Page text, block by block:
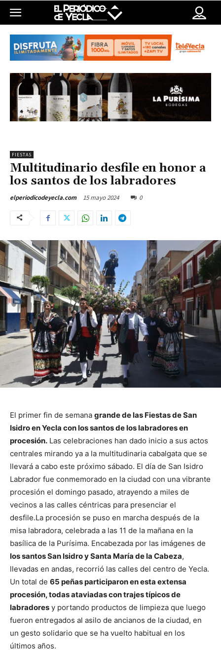
FIESTAS
Multitudinario desfile en honor a
los santos de los labradores
elperiodicodeyecla.com 15 mayo 2024 0
El primer fin de semana grande de las Fiestas de San
Isidro en Yecla con los santos de los labradores en
procesión. Las celebraciones han dado inicio a sus actos
centrales mirando ya a la multitudinaria cabalgata que se
llevará a cabo este próximo sábado. El día de San Isidro
Labrador fue conmemorado en la ciudad con una vibrante
procesión el domingo pasado, atrayendo a miles de
vecinos a las calles céntricas para presenciar el
desfile.La procesión se puso en marcha después de la
misa labradora, celebrada a las 11 de la mañana en la
basílica de la Purísima. Encabezada por las imágenes de
los santos San Isidro y Santa María de la Cabeza,
llevadas en andas, recorrió las calles del centro de Yecla.
Un total de 65 peñas participaron en esta extensa
procesión, todas ataviadas con trajes típicos de
labradores y portando productos de limpieza que luego
fueron entregados al asilo de ancianos de la ciudad, en
un gesto solidario que se ha vuelto habitual en los
últimos años.